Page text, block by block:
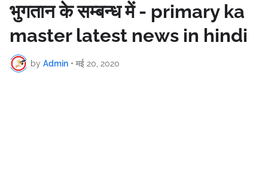
भुगतान के सम्बन्ध में - primary ka
master latest news in hindi
by Admin • मई 20, 2020